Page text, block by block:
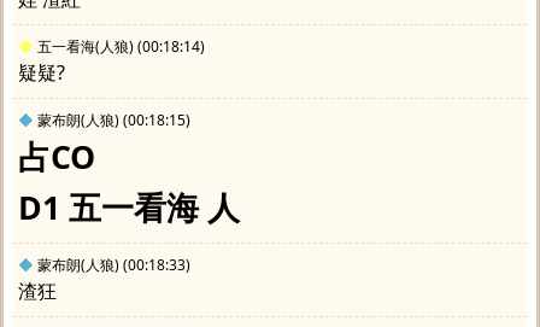
◆ 五一看海(人狼)(00:18:14)
疑疑?
◆ 蒙布朗(人狼)(00:18:15)
占CO
D1 五一看海 人
◆ 蒙布朗(人狼)(00:18:33)
渣狂